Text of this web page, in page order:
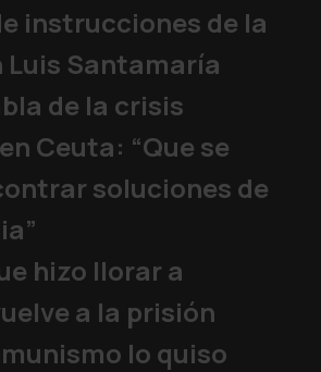
instrucciones de la
Luis Santamaría
de la crisis
Ceuta: “Que se
soluciones de
hizo llorar a
a la prisión
lo quiso